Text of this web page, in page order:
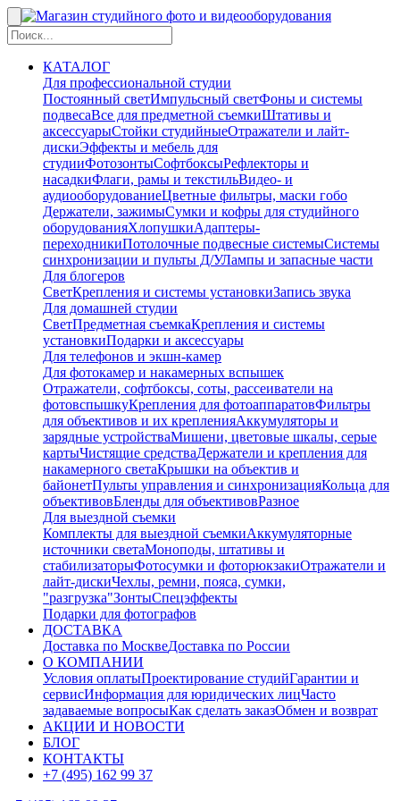
КАТАЛОГ
Для профессиональной студии
Постоянный светИмпульсный светФоны и системы
подвесаВсе для предметной съемкиШтативы и
аксессуарыСтойки студийныеОтражатели и лайт-
дискиЭффекты и мебель для
студииФотозонтыСофтбоксыРефлекторы и
насадкиФлаги, рамы и текстильВидео- и
аудиооборудованиеЦветные фильтры, маски гобо
Держатели, зажимыСумки и кофры для студийного
оборудованияХлопушкиАдаптеры-
переходникиПотолочные подвесные системыСистемы
синхронизации и пульты Д/УЛампы и запасные части
Для блогеров
СветКрепления и системы установкиЗапись звука
Для домашней студии
СветПредметная съемкаКрепления и системы
установкиПодарки и аксессуары
Для телефонов и экшн-камер
Для фотокамер и накамерных вспышек
Отражатели, софтбоксы, соты, рассеиватели на
фотовспышкуКрепления для фотоаппаратовФильтры
для объективов и их крепленияАккумуляторы и
зарядные устройстваМишени, цветовые шкалы, серые
картыЧистящие средстваДержатели и крепления для
накамерного светаКрышки на объектив и
байонетПульты управления и синхронизацияКольца для
объективовБленды для объективовРазное
Для выездной съемки
Комплекты для выездной съемкиАккумуляторные
источники светаМоноподы, штативы и
стабилизаторыФотосумки и фоторюкзакиОтражатели и
лайт-дискиЧехлы, ремни, пояса, сумки,
"разгрузка"ЗонтыСпецэффекты
Подарки для фотографов
ДОСТАВКА
Доставка по МосквеДоставка по России
О КОМПАНИИ
Условия оплатыПроектирование студийГарантии и
сервисИнформация для юридических лицЧасто
задаваемые вопросыКак сделать заказОбмен и возврат
АКЦИИ И НОВОСТИ
БЛОГ
КОНТАКТЫ
+7 (495) 162 99 37